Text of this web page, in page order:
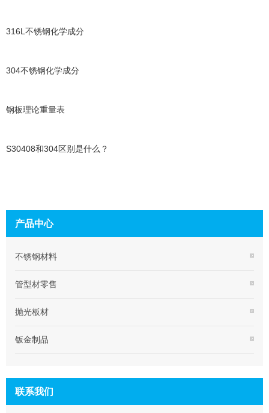
316L不锈钢化学成分
304不锈钢化学成分
钢板理论重量表
S30408和304区别是什么？
产品中心
不锈钢材料
管型材零售
抛光板材
钣金制品
联系我们